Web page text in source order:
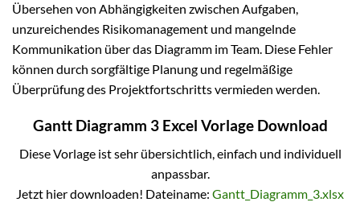
Übersehen von Abhängigkeiten zwischen Aufgaben,
unzureichendes Risikomanagement und mangelnde
Kommunikation über das Diagramm im Team. Diese Fehler
können durch sorgfältige Planung und regelmäßige
Überprüfung des Projektfortschritts vermieden werden.
Gantt Diagramm 3 Excel Vorlage Download
Diese Vorlage ist sehr übersichtlich, einfach und individuell
anpassbar.
Jetzt hier downloaden! Dateiname: Gantt_Diagramm_3.xlsx